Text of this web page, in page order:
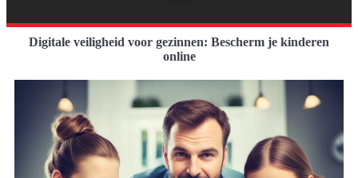
Digitale veiligheid voor gezinnen: Bescherm je kinderen
online